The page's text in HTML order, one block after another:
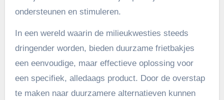
ondersteunen en stimuleren.
In een wereld waarin de milieukwesties steeds
dringender worden, bieden duurzame frietbakjes
een eenvoudige, maar effectieve oplossing voor
een specifiek, alledaags product. Door de overstap
te maken naar duurzamere alternatieven kunnen